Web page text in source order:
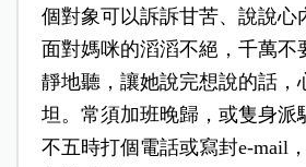
個對象可以訴訴甘苦、說說心
面對媽咪的滔滔不絕，千萬不
靜地聽，讓她說完想說的話，
坦。常須加班晚歸，或隻身派
不五時打個電話或寫封e-mail